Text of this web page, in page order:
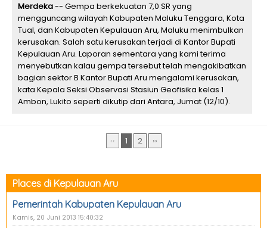
Merdeka-- Gempa berkekuatan 7,0 SR yang
mengguncang wilayah Kabupaten Maluku Tenggara, Kota
Tual, dan Kabupaten Kepulauan Aru, Maluku menimbulkan
kerusakan. Salah satu kerusakan terjadi di Kantor Bupati
Kepulauan Aru. Laporan sementara yang kami terima
menyebutkan kalau gempa tersebut telah mengakibatkan
bagian sektor B Kantor Bupati Aru mengalami kerusakan,
kata Kepala Seksi Observasi Stasiun Geofisika kelas 1
Ambon, Lukito seperti dikutip dari Antara, Jumat (12/10).
‹‹ 1 2 ››
Places di Kepulauan Aru
Pemerintah Kabupaten Kepulauan Aru
Kamis, 20 Juni 2013 15:40:32